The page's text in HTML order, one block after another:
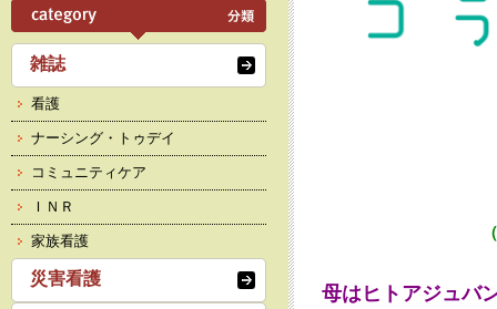
母はヒトアジュバ
雑誌
看護
ナーシング・トゥデイ
コミュニティケア
ＩＮＲ
家族看護
災害看護